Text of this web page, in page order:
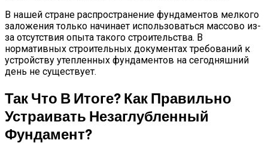
В нашей стране распространение фундаментов мелкого
заложения только начинает использоваться массово из-
за отсутствия опыта такого строительства. В
нормативных строительных документах требований к
устройству утепленных фундаментов на сегодняшний
день не существует.
Так Что В Итоге? Как Правильно
Устраивать Незаглубленный
Фундамент?